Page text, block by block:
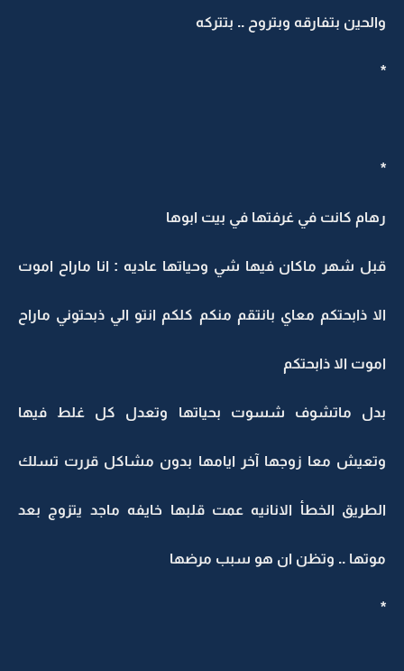
والحين بتفارقه وبتروح .. بتتركه
*
*
رهام كانت في غرفتها في بيت ابوها
قبل شهر ماكان فيها شي وحياتها عاديه : انا ماراح اموت
الا ذابحتكم معاي بانتقم منكم كلكم انتو الي ذبحتوني ماراح
اموت الا ذابحتكم
بدل ماتشوف شسوت بحياتها وتعدل كل غلط فيها
وتعيش معا زوجها آخر ايامها بدون مشاكل قررت تسلك
الطريق الخطأ الانانيه عمت قلبها خايفه ماجد يتزوج بعد
موتها .. وتظن ان هو سبب مرضها
*